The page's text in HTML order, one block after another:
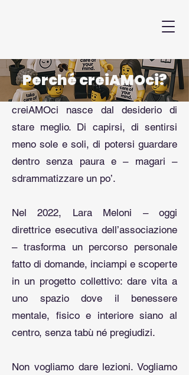
Perché creiAMOci?
creiAMOci nasce dal desiderio di
stare meglio. Di capirsi, di sentirsi
meno sole e soli, di potersi guardare
dentro senza paura e – magari –
sdrammatizzare un po’.​
Nel 2022, Lara Meloni – oggi
direttrice esecutiva dell’associazione
– trasforma un percorso personale
fatto di domande, inciampi e scoperte
in un progetto collettivo: dare vita a
uno spazio dove il benessere
mentale, fisico e interiore siano al
centro, senza tabù né pregiudizi.
​Non vogliamo dare lezioni. Vogliamo